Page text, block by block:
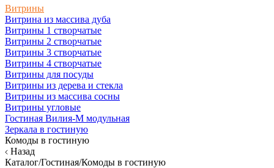
Витрины
Витрина из массива дуба
Витрины 1 створчатые
Витрины 2 створчатые
Витрины 3 створчатые
Витрины 4 створчатые
Витрины для посуды
Витрины из дерева и стекла
Витрины из массива сосны
Витрины угловые
Гостиная Вилия-М модульная
Зеркала в гостиную
Комоды в гостиную
Назад
Каталог/Гостиная/Комоды в гостиную